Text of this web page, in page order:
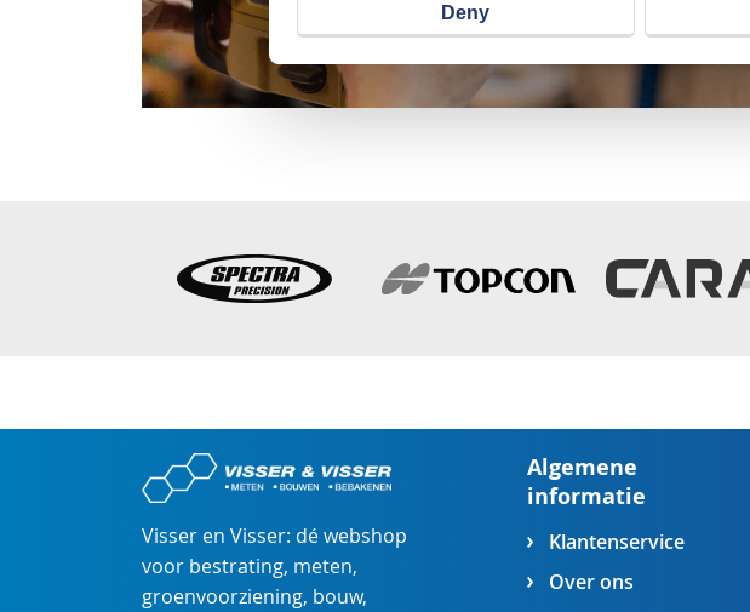
Deny
Visser en Visser: dé webshop
voor bestrating, meten,
groenvoorziening, bouw,
Algemene
informatie
Klantenservice
Over ons